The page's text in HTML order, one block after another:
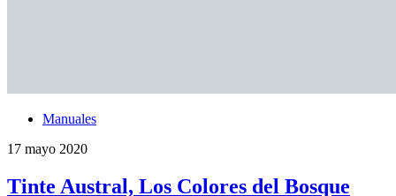
Manuales
17 mayo 2020
Tinte Austral, Los Colores del Bosque